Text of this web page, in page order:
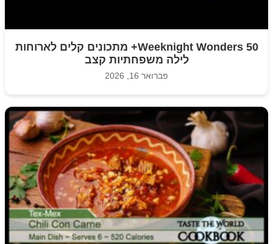
Weeknight Wonders 50+ מתכונים קלים לארוחות
לילה משפחתיות קצב
פברואר 16, 2026